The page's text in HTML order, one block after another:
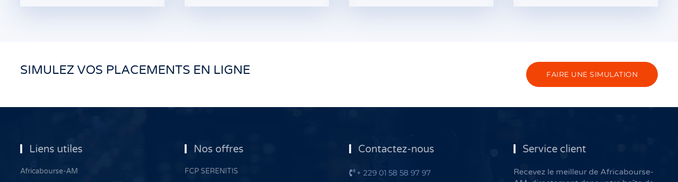
SIMULEZ VOS PLACEMENTS EN LIGNE FAIRE UNE SIMULATION
Liens utiles
Africabourse-AM
Nos offres
FCP SERENITIS
Contactez-nous
+ 229 01 58 58 97 97
Service client
Recevez le meilleur de Africabourse-